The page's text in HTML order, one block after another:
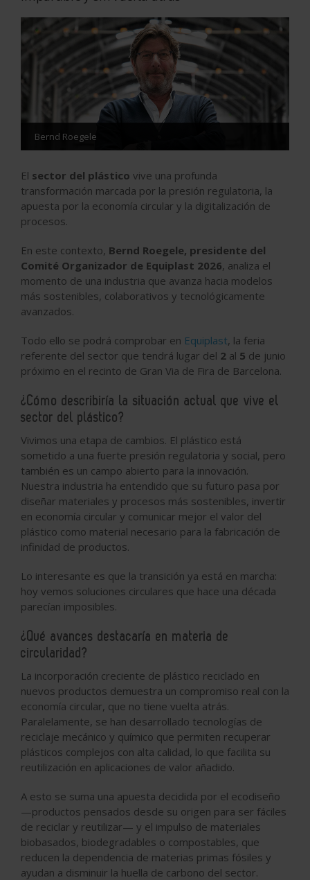
Bernd Roegele
El sector del plástico vive una profunda
transformación marcada por la presión regulatoria, la
apuesta por la economía circular y la digitalización de
procesos.
En este contexto, Bernd Roegele, presidente del
Comité Organizador de Equiplast 2026, analiza el
momento de una industria que avanza hacia modelos
más sostenibles, colaborativos y tecnológicamente
avanzados.
Todo ello se podrá comprobar en Equiplast, la feria
referente del sector que tendrá lugar del 2 al 5 de junio
próximo en el recinto de Gran Via de Fira de Barcelona.
¿Cómo describiría la situación actual que vive el
sector del plástico?
Vivimos una etapa de cambios. El plástico está
sometido a una fuerte presión regulatoria y social, pero
también es un campo abierto para la innovación.
Nuestra industria ha entendido que su futuro pasa por
diseñar materiales y procesos más sostenibles, invertir
en economía circular y comunicar mejor el valor del
plástico como material necesario para la fabricación de
infinidad de productos.
Lo interesante es que la transición ya está en marcha:
hoy vemos soluciones circulares que hace una década
parecían imposibles.
¿Qué avances destacaría en materia de
circularidad?
La incorporación creciente de plástico reciclado en
nuevos productos demuestra un compromiso real con la
economía circular, que no tiene vuelta atrás.
Paralelamente, se han desarrollado tecnologías de
reciclaje mecánico y químico que permiten recuperar
plásticos complejos con alta calidad, lo que facilita su
reutilización en aplicaciones de valor añadido.
A esto se suma una apuesta decidida por el ecodiseño
—productos pensados desde su origen para ser fáciles
de reciclar y reutilizar— y el impulso de materiales
biobasados, biodegradables o compostables, que
reducen la dependencia de materias primas fósiles y
ayudan a disminuir la huella de carbono del sector.